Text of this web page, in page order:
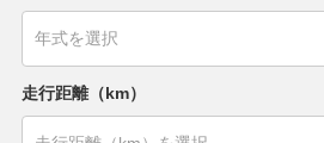
走行距離（km）